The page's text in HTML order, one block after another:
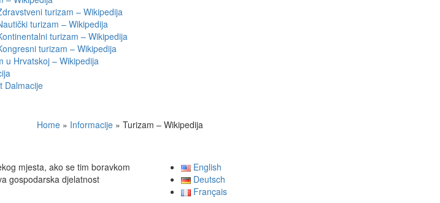
turizam – Wikipedija
turizam – Wikipedija
turizam – Wikipedija
turizam – Wikipedija
u Hrvatskoj – Wikipedija
Dalmacije
Home » Informacije » Turizam – Wikipedija
mjesta, ako se tim boravkom
gospodarska djelatnost
English
Deutsch
Français